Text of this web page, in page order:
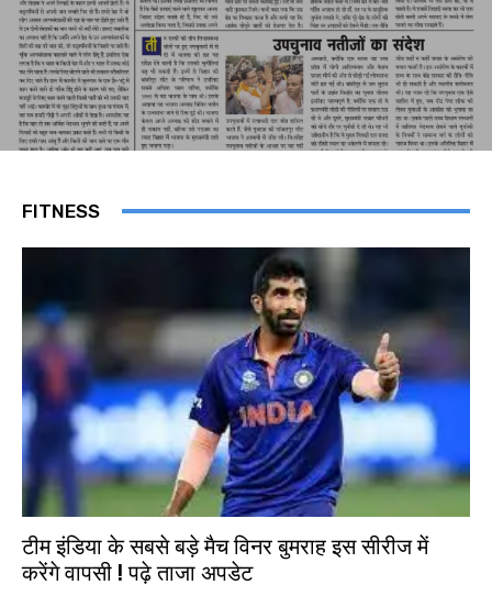
FITNESS
टीम इंडिया के सबसे बड़े मैच विनर बुमराह इस सीरीज में
करेंगे वापसी ! पढ़े ताजा अपडेट